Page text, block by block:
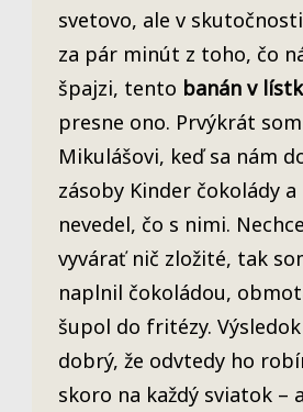
svetovo, ale v
za pár minút z toho, čo
špajzi, tento banán v
presne ono. Prvýkrát
Mikulášovi, keď sa nám
zásoby Kinder čokolády
nevedel, čo s nimi.
vyvárať nič zložité, tak
naplnil čokoládou,
šupol do fritézy.
dobrý, že odvtedy ho
skoro na každý sviatok –